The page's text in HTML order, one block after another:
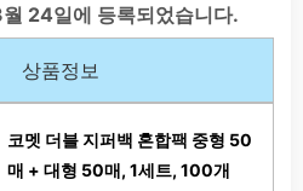
24일에 등록되었습니다.
상품정보
코멧 더블 지퍼백 혼합팩 중형 50
매 + 대형 50매, 1세트, 100개